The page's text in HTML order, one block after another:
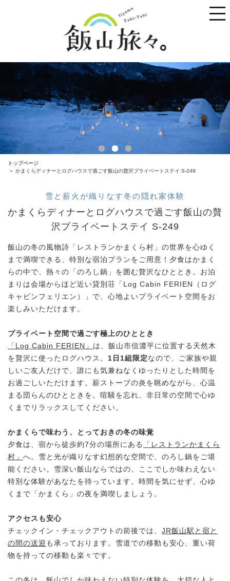
toggle
トップページ
かまくらディナーとログハウスで過ごす飯山の贅沢プライベートステイ S-249
雪と薪火が織りなす冬の隠れ家体験
かまくらディナーとログハウスで過ごす飯山の贅
沢プライベートステイ S-249
飯山の冬の風物詩「レストランかまくら村」の世界を心ゆく
まで満喫できる、特別な宿泊プランをご用意！夕食はかまく
らの中で、熱々の「のろし鍋」を囲む贅沢なひととき。お泊
まりは会場からほど近い貸別荘「Log Cabin FERIEN（ログ
キャビンフェリエン）」で、心地よいプライベート空間をお
楽しみいただけます。
プライベート空間で過ごす極上のひととき
「Log Cabin FERIEN」 は、飯山市信濃平に位置する天然木
を贅沢に使ったログハウス。 1日1組限定 なので、ご家族や親
しいご友人だけで、誰にも気兼ねなくゆったりとした時間を
お過ごしいただけます。薪ストーブの炎を眺めながら、心温
まる団らんのひとときを。喧騒を忘れ、非日常の空間で心ゆ
くまでリラックスしてください。
かまくらで味わう、とっておきの冬の味覚
夕食は、宿から徒歩約7分の場所にある
「レストランかまくら
村」 へ。雪と光が織りなす幻想的な空間で、のろし鍋をご堪
能ください。雪深い飯山ならではの、ここでしか味わえない
特別な体験があなたを待っています。時間を気にせず、心ゆ
くまで「かまくら」の夜を満喫しましょう。
アクセスも安心
チェックイン・チェックアウトの前後では、 JR飯山駅と宿と
の間の送迎 も承っております。雪道での移動も安心、重い荷
物を持っての移動も楽々です。